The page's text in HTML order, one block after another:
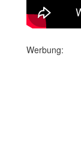
Werbung: